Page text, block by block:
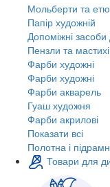
Мольберти та
Папір художній
Допоміжні
Пензли та
Фарби художні
Фарби художні
Фарби акварель
Гуаш художня
Фарби акрилові
Показати всі
Полотна і
Товари для